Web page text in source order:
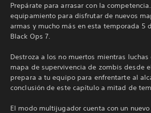
Prepárate para arrasar con la
equipamiento para disfrutar de nuevos
armas y mucho más en esta temporada 5
Black Ops 7.
Destroza a los no muertos mientras luchas
mapa de supervivencia de zombis desde
prepara a tu equipo para enfrentarte al
conclusión de este capítulo a mitad de
El modo multijugador cuenta con un